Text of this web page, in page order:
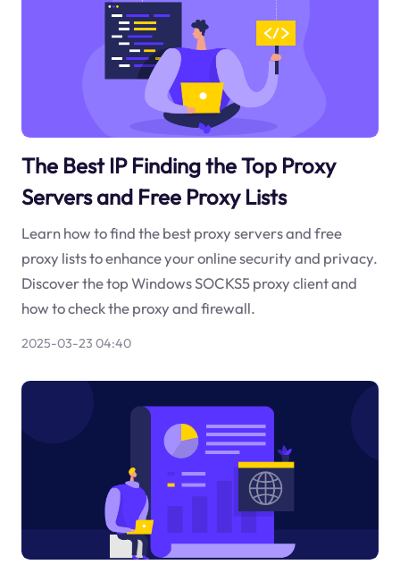
The Best IP Finding the Top Proxy
Servers and Free Proxy Lists
Learn how to find the best proxy servers and free
proxy lists to enhance your online security and privacy.
Discover the top Windows SOCKS5 proxy client and
how to check the proxy and firewall.
2025-03-23 04:40